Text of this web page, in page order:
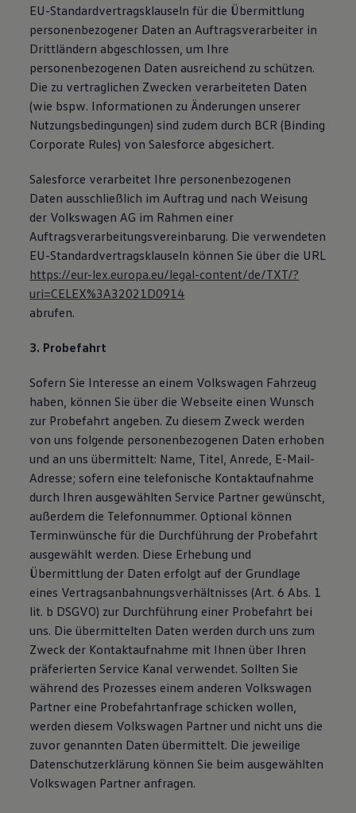
EU-Standardvertragsklauseln für die Übermittlung
personenbezogener Daten an Auftragsverarbeiter in
Drittländern abgeschlossen, um Ihre
personenbezogenen Daten ausreichend zu schützen.
Die zu vertraglichen Zwecken verarbeiteten Daten
(wie bspw. Informationen zu Änderungen unserer
Nutzungsbedingungen) sind zudem durch BCR (Binding
Corporate Rules) von Salesforce abgesichert.
Salesforce verarbeitet Ihre personenbezogenen
Daten ausschließlich im Auftrag und nach Weisung
der Volkswagen AG im Rahmen einer
Auftragsverarbeitungsvereinbarung. Die verwendeten
EU-Standardvertragsklauseln können Sie über die URL
https://eur-lex.europa.eu/legal-content/de/TXT/?
uri=CELEX%3A32021D0914
abrufen.
3. Probefahrt
Sofern Sie Interesse an einem Volkswagen Fahrzeug
haben, können Sie über die Webseite einen Wunsch
zur Probefahrt angeben. Zu diesem Zweck werden
von uns folgende personenbezogenen Daten erhoben
und an uns übermittelt: Name, Titel, Anrede, E-Mail-
Adresse; sofern eine telefonische Kontaktaufnahme
durch Ihren ausgewählten Service Partner gewünscht,
außerdem die Telefonnummer. Optional können
Terminwünsche für die Durchführung der Probefahrt
ausgewählt werden. Diese Erhebung und
Übermittlung der Daten erfolgt auf der Grundlage
eines Vertragsanbahnungsverhältnisses (Art. 6 Abs. 1
lit. b DSGVO) zur Durchführung einer Probefahrt bei
uns. Die übermittelten Daten werden durch uns zum
Zweck der Kontaktaufnahme mit Ihnen über Ihren
präferierten Service Kanal verwendet. Sollten Sie
während des Prozesses einem anderen Volkswagen
Partner eine Probefahrtanfrage schicken wollen,
werden diesem Volkswagen Partner und nicht uns die
zuvor genannten Daten übermittelt. Die jeweilige
Datenschutzerklärung können Sie beim ausgewählten
Volkswagen Partner anfragen.